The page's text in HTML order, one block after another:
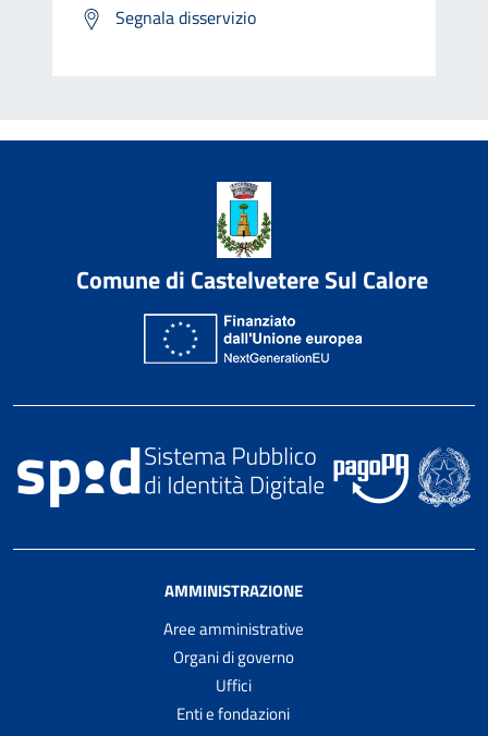
Segnala disservizio
Comune di Castelvetere Sul Calore
AMMINISTRAZIONE
Aree amministrative
Organi di governo
Uffici
Enti e fondazioni